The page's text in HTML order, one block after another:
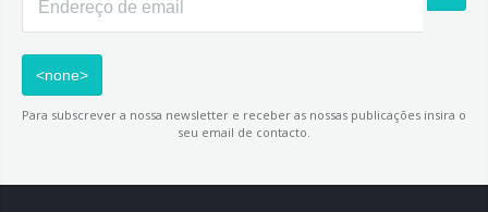
Para subscrever a nossa newsletter e receber as nossas publicações insira o
seu email de contacto.